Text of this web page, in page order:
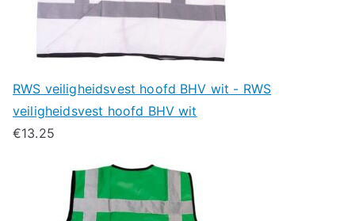
RWS veiligheidsvest hoofd BHV wit - RWS
veiligheidsvest hoofd BHV wit
€13.25